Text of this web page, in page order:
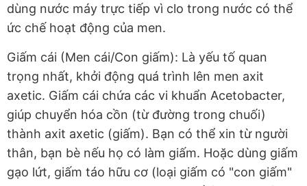
dùng nước máy trực tiếp vì clo trong nước có thể
ức chế hoạt động của men.
Giấm cái (Men cái/Con giấm): Là yếu tố quan
trọng nhất, khởi động quá trình lên men axit
axetic. Giấm cái chứa các vi khuẩn Acetobacter,
giúp chuyển hóa cồn (từ đường trong chuối)
thành axit axetic (giấm). Bạn có thể xin từ người
thân, bạn bè nếu họ có làm giấm. Hoặc dùng giấm
gạo lứt, giấm táo hữu cơ (loại giấm có "con giấm"